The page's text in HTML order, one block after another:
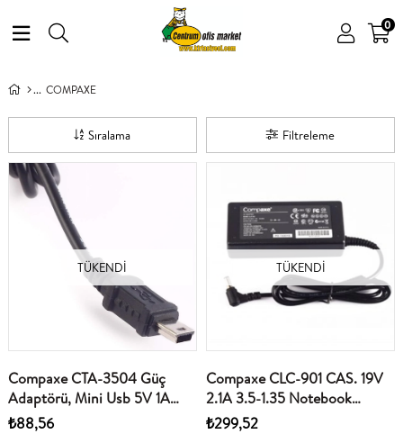
0
COMPAXE
Filtreleme
Sıralama
TÜKENDI
Compaxe CTA-3504 Güç
Adaptörü, Mini Usb 5V 1A
5Wr
₺88,56
TÜKENDI
Compaxe CLC-901 CAS. 19V
2.1A 3.5-1.35 Notebook
Adaptörü
₺299,52